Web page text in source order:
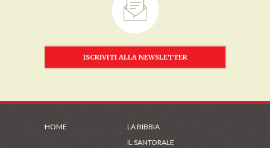
ISCRIVITI ALLA NEWSLETTER
HOME LA BIBBIA
IL SANTORALE